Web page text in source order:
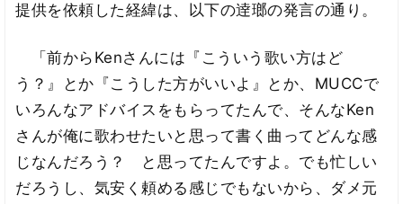
提供を依頼した経緯は、以下の逹瑯の発言の通り。
「前からKenさんには『こういう歌い方はど
う？』とか『こうした方がいいよ』とか、MUCCで
いろんなアドバイスをもらってたんで、そんなKen
さんが俺に歌わせたいと思って書く曲ってどんな感
じなんだろう？ と思ってたんですよ。でも忙しい
だろうし、気安く頼める感じでもないから、ダメ元